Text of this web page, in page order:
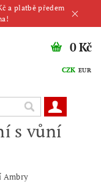
a platbě předem
CZK EUR
0 Kč
s vůní
Ambry